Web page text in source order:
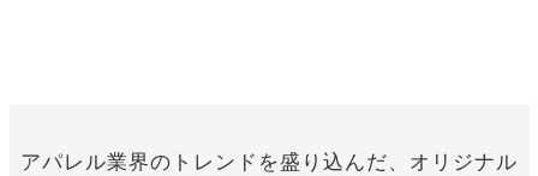
アパレル業界のトレンドを盛り込んだ、オリジナル